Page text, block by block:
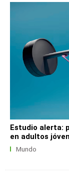
Estudio alerta:
en adultos
Mundo